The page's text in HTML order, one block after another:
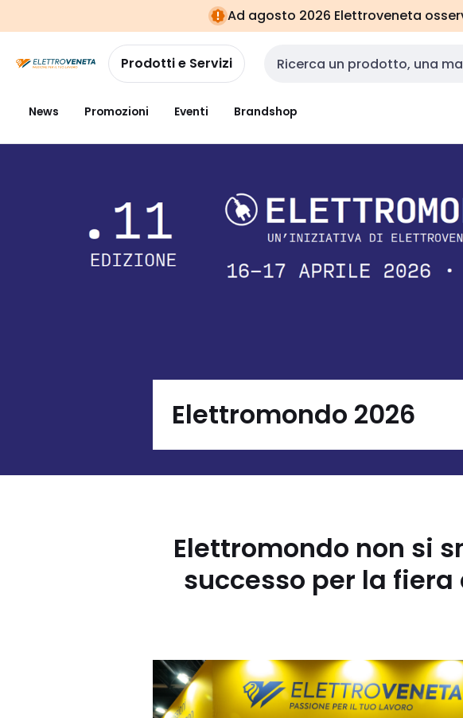
navigazionealla
pagina
Ad agosto 2026 Elettroveneta
Prodotti e Servizi Cerca input
News Promozioni Eventi Brandshop
Elettromondo 2026
Elettromondo non si
successo per la